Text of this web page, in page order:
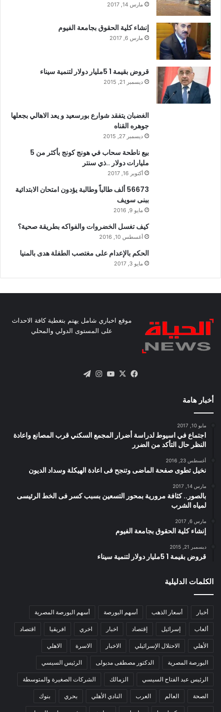
مارس 14, 2017
إنشاء كلية الحقوق بجامعة الفيوم
مارس 6, 2017
قروض بقيمة 1 5مليار دولار لتنمية سيناء
ديسمبر 21, 2015
الغضبان يتفقد شوارع بورسعيد و يعد الاهالي بجعلها
جوهره القناه
ديسمبر 27, 2015
بيع ناطحة سحاب في هونج كونج بأكثر من 5
مليارات دولار ..ذي سنتر
أكتوبر 16, 2017
56673 ألف طالباً وطالبة يؤدون امتحان الابتدائية
ببنى سويف
مايو 9, 2016
كيف تغسل الخضروات والفواكه بطريقة صحية؟
أغسطس 10, 2016
الحكم بالإعدام على مغتصب الطفلة هدى بالمنيا
مايو 3, 2017
موقع اخباري شامل يهتم بتغطية كافة الاحداث
على المستوى الدولي والمحلي
فيسبوك
X يوتيوبانستقرام
أخبار هامة
مايو 10, 2017
اجتماع في اسيوط لدراسة أضرار المجمع السكني قرب المصانع واعادة
النظر حال التأكد من الضرر
أغسطس 23, 2016
نخيل تطوى صفحة الماضى وتنجح فى اعادة الهيكلة وسداد الديون
مارس 14, 2017
بالصور.. كثافة مرورية بمحور التسعين بسبب كسر فى الخط الرئيسى
لمياه الشرب
مارس 6, 2017
إنشاء كلية الحقوق بجامعة الفيوم
ديسمبر 21, 2015
قروض بقيمة 1 5مليار دولار لتنمية سيناء
الكلمات الدليلية
أخبار أسعار الذهب أسهم البورصة أسهم البورصة المصرية
ألعاب إسرائيل إقتصاد اخبار اخري افريقيا اقتصاد
الأهلي الاحتلال الإسرائيلي الاخبار الاسرة الاهلي
البورصة المصرية الدكتور مصطفى مدبولى الرئيس السيسي
الرئيس عبد الفتاح السيسي الزمالك الشركات الصغيرة والمتوسطة
الصحة العالم العرب النادي الأهلي بحري بنوك